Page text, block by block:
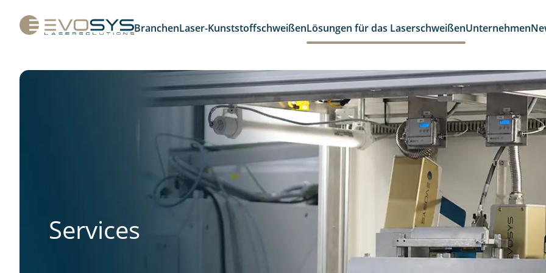
BranchenLaser-KunststoffschweißenLösungen für das LaserschweißenUnternehmen
Services